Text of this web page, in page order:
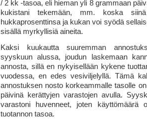
/ 2 kk -tasoa, eli hieman yli 8 grammaan
kukistani tekemään, mm. koska
hukkaprosenttinsa ja kukan voi syödä
sisällä myrkyllisiä aineita.
Kaksi kuukautta suuremman
syyskuun alussa, joudun laskemaan
annosta, sillä en nykyisellään kykene
vuodessa, en edes vesiviljelyllä. Tämä
annostuksen nosto korkeammalle tasolle
päivinä kerättyjen varastojen avulla.
varastoni huvenneet, joten käyttömäärä
tuotannon tasoa.